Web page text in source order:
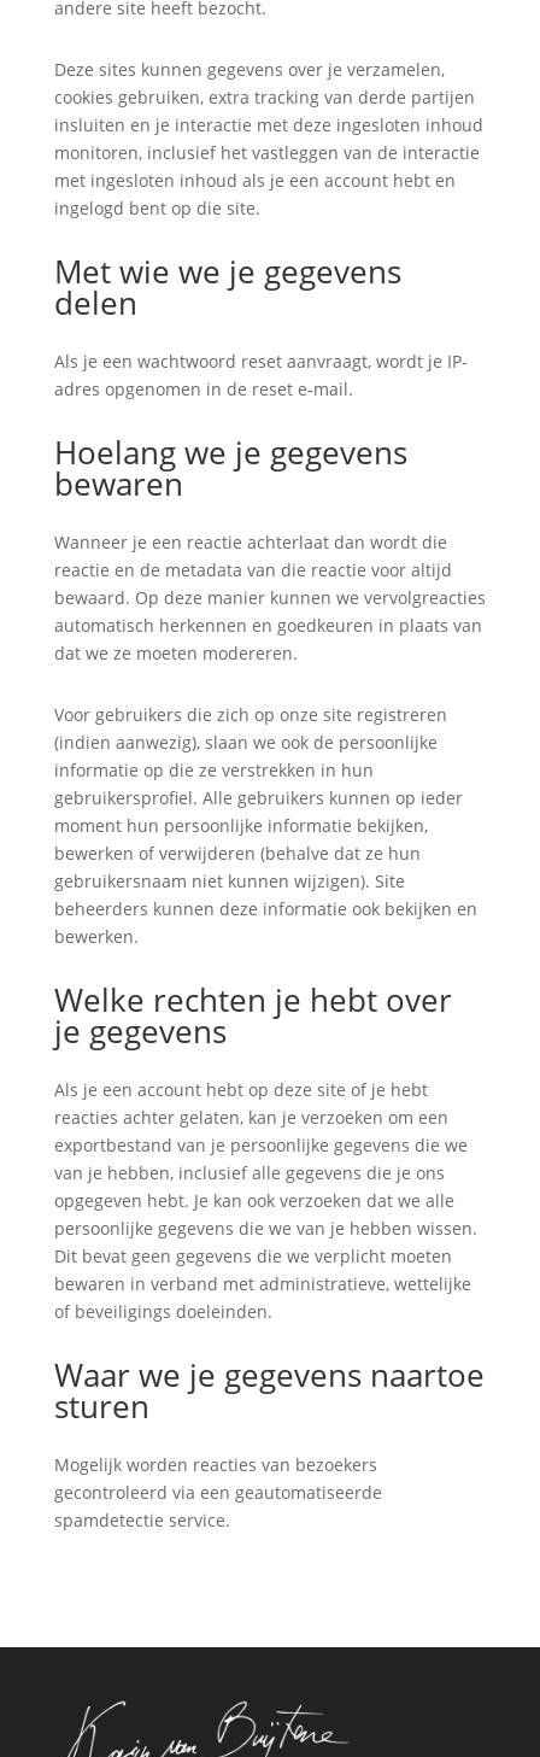
andere site heeft bezocht.
Deze sites kunnen gegevens over je verzamelen,
cookies gebruiken, extra tracking van derde partijen
insluiten en je interactie met deze ingesloten inhoud
monitoren, inclusief het vastleggen van de interactie
met ingesloten inhoud als je een account hebt en
ingelogd bent op die site.
Met wie we je gegevens
delen
Als je een wachtwoord reset aanvraagt, wordt je IP-
adres opgenomen in de reset e-mail.
Hoelang we je gegevens
bewaren
Wanneer je een reactie achterlaat dan wordt die
reactie en de metadata van die reactie voor altijd
bewaard. Op deze manier kunnen we vervolgreacties
automatisch herkennen en goedkeuren in plaats van
dat we ze moeten modereren.
Voor gebruikers die zich op onze site registreren
(indien aanwezig), slaan we ook de persoonlijke
informatie op die ze verstrekken in hun
gebruikersprofiel. Alle gebruikers kunnen op ieder
moment hun persoonlijke informatie bekijken,
bewerken of verwijderen (behalve dat ze hun
gebruikersnaam niet kunnen wijzigen). Site
beheerders kunnen deze informatie ook bekijken en
bewerken.
Welke rechten je hebt over
je gegevens
Als je een account hebt op deze site of je hebt
reacties achter gelaten, kan je verzoeken om een
exportbestand van je persoonlijke gegevens die we
van je hebben, inclusief alle gegevens die je ons
opgegeven hebt. Je kan ook verzoeken dat we alle
persoonlijke gegevens die we van je hebben wissen.
Dit bevat geen gegevens die we verplicht moeten
bewaren in verband met administratieve, wettelijke
of beveiligings doeleinden.
Waar we je gegevens naartoe
sturen
Mogelijk worden reacties van bezoekers
gecontroleerd via een geautomatiseerde
spamdetectie service.